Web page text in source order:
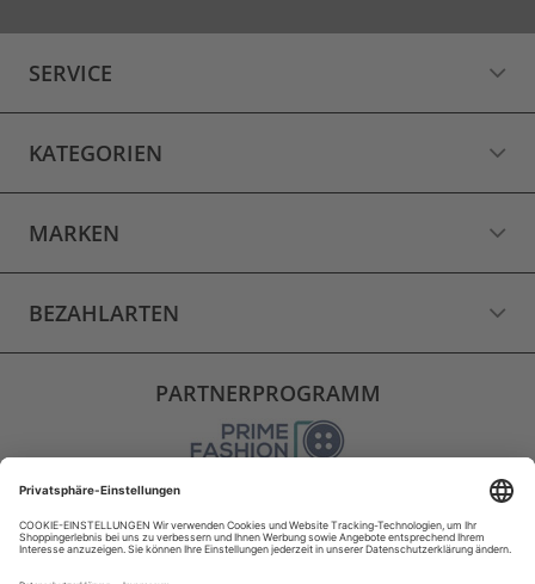
SERVICE
KATEGORIEN
MARKEN
BEZAHLARTEN
PARTNERPROGRAMM
VERSAND